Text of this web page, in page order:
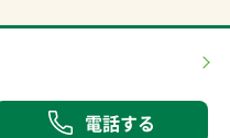
電話する